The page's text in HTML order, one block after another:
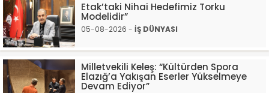
Etak’taki Nihai Hedefimiz Torku
Modelidir”
05-08-2026 - İŞ DÜNYASI
Milletvekili Keleş: “Kültürden Spora
Elazığ’a Yakışan Eserler Yükselmeye
Devam Ediyor”